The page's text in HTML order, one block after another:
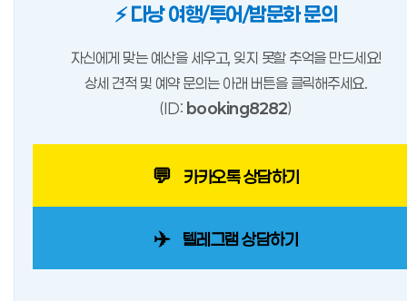
⚡ 다낭 여행/투어/밤문화 문의
자신에게 맞는 예산을 세우고, 잊지 못할 추억을 만드세요!
상세 견적 및 예약 문의는 아래 버튼을 클릭해주세요.
(ID: booking8282)
💬 카카오톡 상담하기
✈️ 텔레그램 상담하기